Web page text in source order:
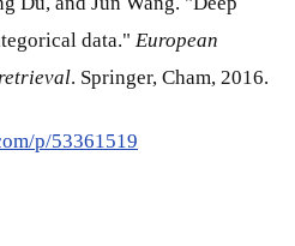
data." European
. Springer, Cham, 2016.
p/53361519